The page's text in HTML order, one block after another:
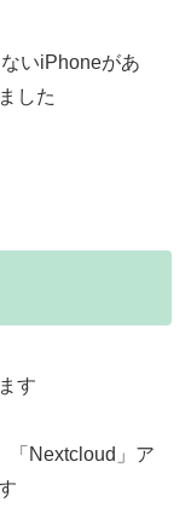
いiPhoneがあ
した
す
「Nextcloud」ア